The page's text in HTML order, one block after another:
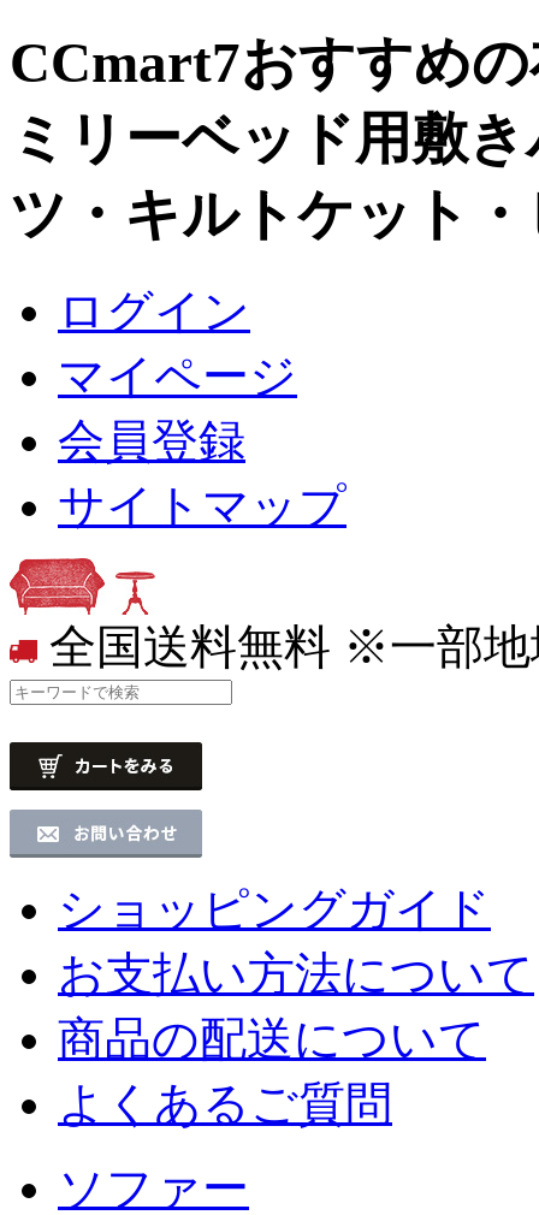
CCmart7おすすめ
ミリーベッド用敷
ツ・キルトケット
ログイン
マイページ
会員登録
サイトマップ
全国送料無料 ※一部地
ショッピングガイド
お支払い方法について
商品の配送について
よくあるご質問
ソファー